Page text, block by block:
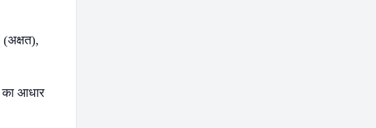
का आधार